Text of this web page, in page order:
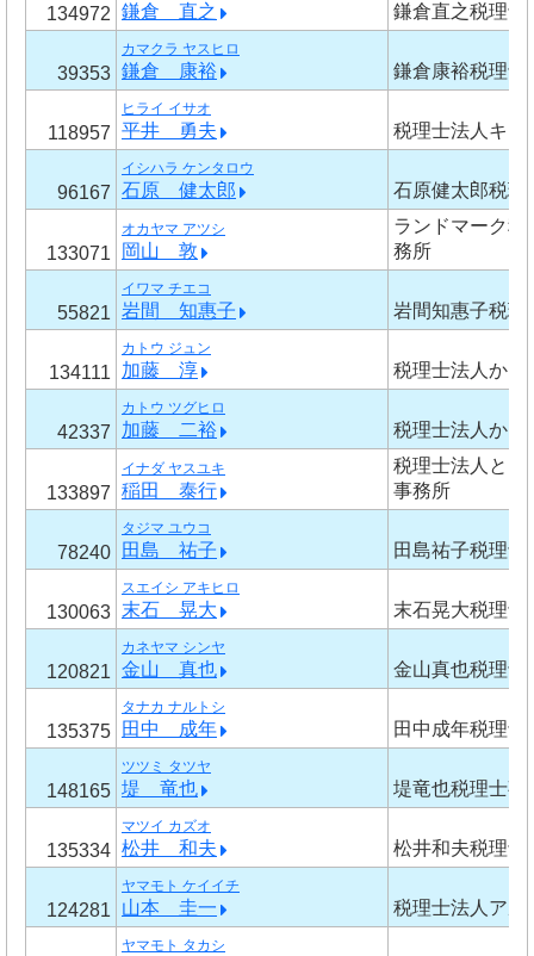
134972 鎌倉 直之 鎌倉直之税理士
39353
カマクラ ヤスヒロ
鎌倉 康裕 鎌倉康裕税理士
118957
ヒライ イサオ
平井 勇夫 税理士法人キ
96167
イシハラ ケンタロウ
石原 健太郎 石原健太郎税理
133071
オカヤマ アツシ
岡山 敦
ランドマーク
務所
55821
イワマ チエコ
岩間 知惠子 岩間知惠子税理
134111
カトウ ジュン
加藤 淳 税理士法人かと
42337
カトウ ツグヒロ
加藤 二裕 税理士法人かと
133897
イナダ ヤスユキ
稲田 泰行
税理士法人と
事務所
78240
タジマ ユウコ
田島 祐子 田島祐子税理士
130063
スエイシ アキヒロ
末石 晃大 末石晃大税理士
120821
カネヤマ シンヤ
金山 真也 金山真也税理士
135375
タナカ ナルトシ
田中 成年 田中成年税理士
148165
ツツミ タツヤ
堤 竜也 堤竜也税理士事
135334
マツイ カズオ
松井 和夫 松井和夫税理士
124281
ヤマモト ケイイチ
山本 圭一 税理士法人アル
ヤマモト タカシ